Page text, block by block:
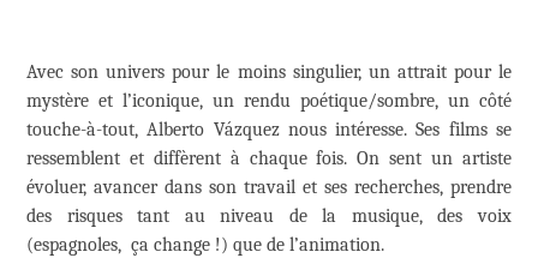
Avec son univers pour le moins singulier, un attrait pour le
mystère et l’iconique, un rendu poétique/sombre, un côté
touche-à-tout, Alberto Vázquez nous intéresse. Ses films se
ressemblent et diffèrent à chaque fois. On sent un artiste
évoluer, avancer dans son travail et ses recherches, prendre
des risques tant au niveau de la musique, des voix
(espagnoles, ça change !) que de l’animation.